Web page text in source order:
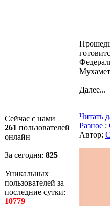
Сейчас с нами
261 пользователей
онлайн
За сегодня: 826
Уникальных
пользователей за
последние сутки:
10779
Далее...
Читать
Разное :
Автор: